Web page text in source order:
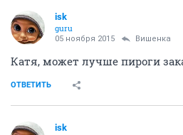
isk
guru
05 ноября 2015 Вишенка
Катя, может лучше пироги
ОТВЕТИТЬ
isk